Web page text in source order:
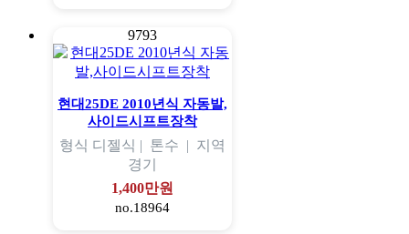
9793
현대25DE 2010년식 자동발,
사이드시프트장착
형식 디젤식 | 톤수 | 지역
경기
1,400만원
no.18964